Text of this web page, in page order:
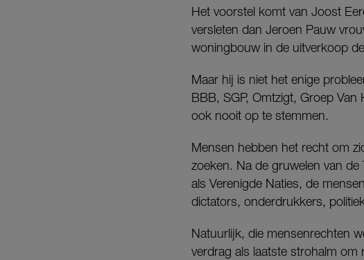
Het voorstel komt van Joost
versleten dan Jeroen Pauw
woningbouw in de uitverkoop
Maar hij is niet het enige
BBB, SGP, Omtzigt, Groep
ook nooit op te stemmen.
Mensen hebben het recht om
zoeken. Na de gruwelen van
als Verenigde Naties, de
dictators, onderdrukkers,
Natuurlijk, die mensenrechten
verdrag als laatste strohalm